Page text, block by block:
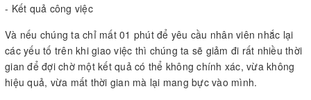
- Kết quả công việc
Và nếu chúng ta chỉ mất 01 phút để yêu cầu nhân viên nhắc lại
các yếu tố trên khi giao việc thì chúng ta sẽ giảm đi rất nhiều thời
gian để đợi chờ một kết quả có thể không chính xác, vừa không
hiệu quả, vừa mất thời gian mà lại mang bực vào mình.